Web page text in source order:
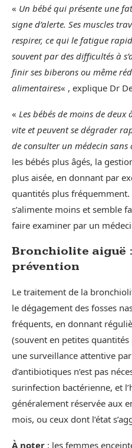
« Un bébé qui présente une
signe d’alerte. Ses muscles
respirer, ce qui le fatigue
souvent par des difficultés à
finir ses biberons ou même
alimentaires« , explique Dr
« Les bébés de moins de
vite et peuvent se dégrader
de consulter un médecin sans
les bébés plus âgés, la
plus aisée, en donnant par
quantités plus
s’alimente moins et semble
faire examiner par un
Bronchiolite aiguë
prévention
Le traitement de la
le dégagement des fosses
fréquents, en donnant
(souvent en petites
une surveillance attentive
d’antibiotiques n’est pas
surinfection bactérienne, et
généralement réservée aux
mois, ou ceux dont l’état
À noter : les femmes